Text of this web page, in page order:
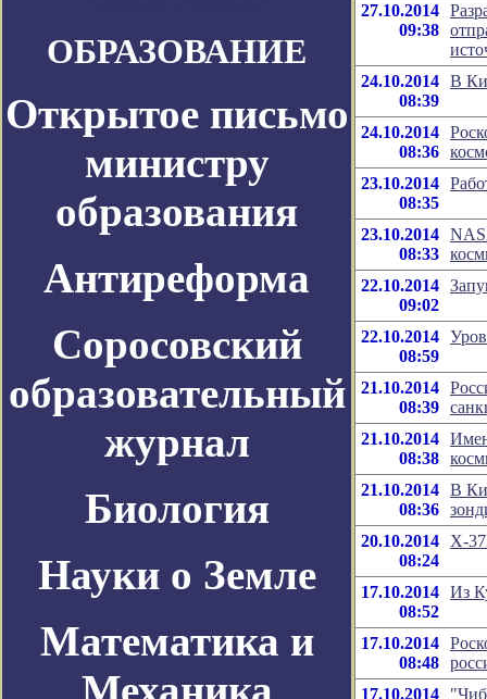
ОБРАЗОВАНИЕ
Открытое письмо
министру
образования
Антиреформа
Соросовский
образовательный
журнал
Биология
Науки о Земле
Математика и
27.10.2014
09:38
24.10.2014
08:39
В
24.10.2014
08:36
23.10.2014
08:35
23.10.2014
08:33
22.10.2014
09:02
22.10.2014
08:59
21.10.2014
08:39
21.10.2014
08:38
21.10.2014
08:36
В
20.10.2014
08:24
Х-
17.10.2014
08:52
Из
17.10.2014
08:48
17.10.2014